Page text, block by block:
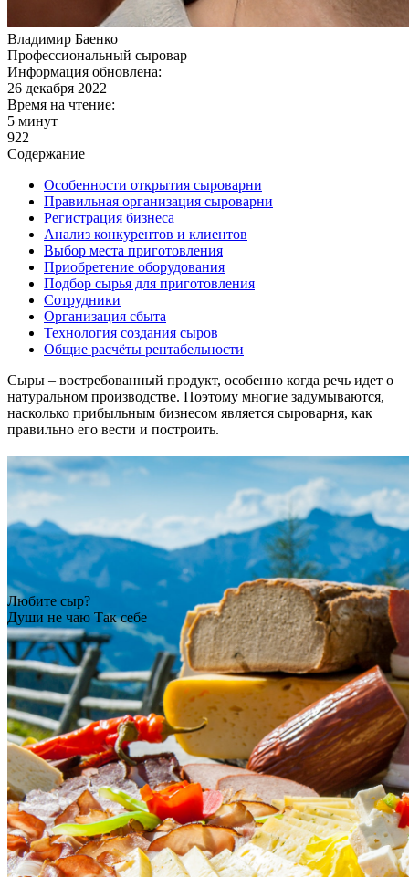
Владимир Баенко
Профессиональный сыровар
Информация обновлена:
26 декабря 2022
Время на чтение:
5 минут
922
Содержание
Особенности открытия сыроварни
Правильная организация сыроварни
Регистрация бизнеса
Анализ конкурентов и клиентов
Выбор места приготовления
Приобретение оборудования
Подбор сырья для приготовления
Сотрудники
Организация сбыта
Технология создания сыров
Общие расчёты рентабельности
Сыры – востребованный продукт, особенно когда речь идет о
натуральном производстве. Поэтому многие задумываются,
насколько прибыльным бизнесом является сыроварня, как
правильно его вести и построить.
Любите сыр?
Души не чаю Так себе